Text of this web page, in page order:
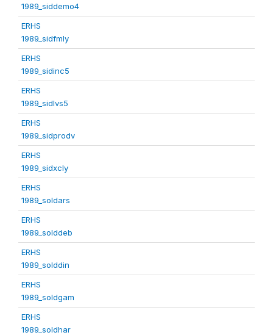
1989_siddemo4
ERHS
1989_sidfmly
ERHS
1989_sidinc5
ERHS
1989_sidlvs5
ERHS
1989_sidprodv
ERHS
1989_sidxcly
ERHS
1989_soldars
ERHS
1989_solddeb
ERHS
1989_solddin
ERHS
1989_soldgam
ERHS
1989_soldhar